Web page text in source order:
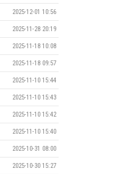
2025-12-01 10:56
2025-11-28 20:19
2025-11-18 10:08
2025-11-18 09:57
2025-11-10 15:44
2025-11-10 15:43
2025-11-10 15:42
2025-11-10 15:40
2025-10-31 08:00
2025-10-30 15:27